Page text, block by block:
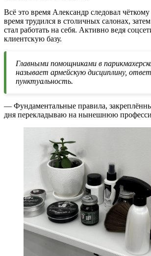
Всё это время Александр следовал
время трудился в столичных салонах,
стал работать на себя. Активно ведя
клиентскую базу.
Главными помощниками в
называет армейскую дисциплину,
пунктуальность.
— Фундаментальные правила,
дня перекладываю на нынешнюю